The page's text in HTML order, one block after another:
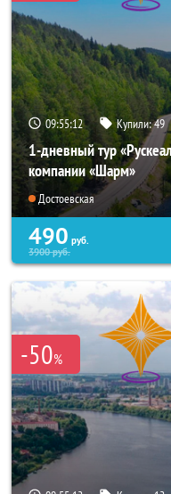
09:55:10 Купили:49
1-дневный тур
компании «Шарм»
Достоевская
490 руб.
3900руб.
-50%